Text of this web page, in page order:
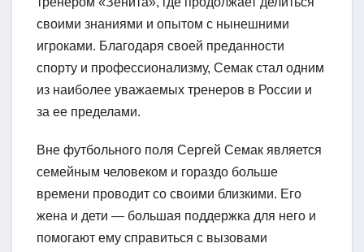
своими знаниями и опытом с нынешними
игроками. Благодаря своей преданности
спорту и профессионализму, Семак стал одним
из наиболее уважаемых тренеров в России и
за ее пределами.
Вне футбольного поля Сергей Семак является
семейным человеком и гораздо больше
времени проводит со своими близкими. Его
жена и дети — большая поддержка для него и
помогают ему справиться с вызовами